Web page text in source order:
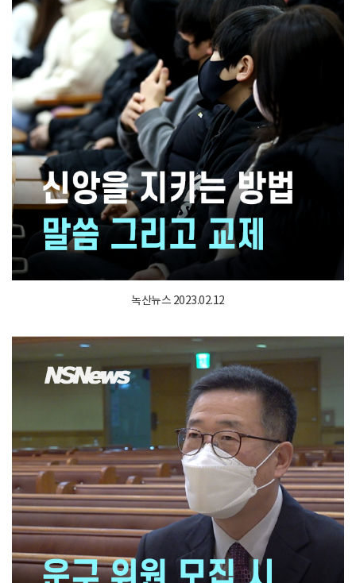
녹산뉴스 2023.02.12